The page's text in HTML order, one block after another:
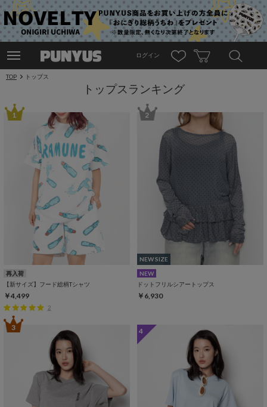
ログイン
TOP トップス
トップスランキング
1
再入荷
【新サイズ】フード総柄Tシャツ
￥4,499
2
NEW SIZE
2
NEW
ドットフリルシアートップス
￥6,930
3 4